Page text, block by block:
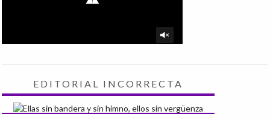
EDITORIAL INCORRECTA